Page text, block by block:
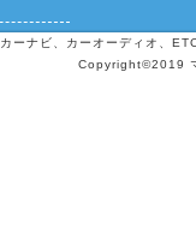
カーナビ、カーオーディオ、
Copyright©2019